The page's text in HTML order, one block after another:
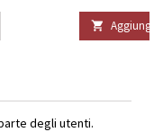
 Aggiungi
degli utenti.